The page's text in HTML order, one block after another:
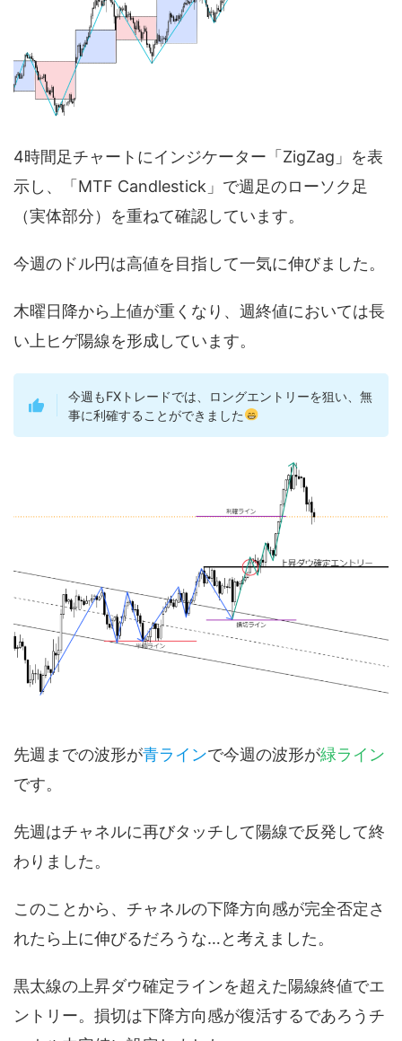
4時間足チャートにインジケーター「ZigZag」を表
示し、「MTF Candlestick」で週足のローソク足
（実体部分）を重ねて確認しています。
今週のドル円は高値を目指して一気に伸びました。
木曜日降から上値が重くなり、週終値においては長
い上ヒゲ陽線を形成しています。
今週もFXトレードでは、ロングエントリーを狙い、無
事に利確することができました
先週までの波形が青ラインで今週の波形が緑ライン
です。
先週はチャネルに再びタッチして陽線で反発して終
わりました。
このことから、チャネルの下降方向感が完全否定さ
れたら上に伸びるだろうな…と考えました。
黒太線の上昇ダウ確定ラインを超えた陽線終値でエ
ントリー。損切は下降方向感が復活するであろうチ